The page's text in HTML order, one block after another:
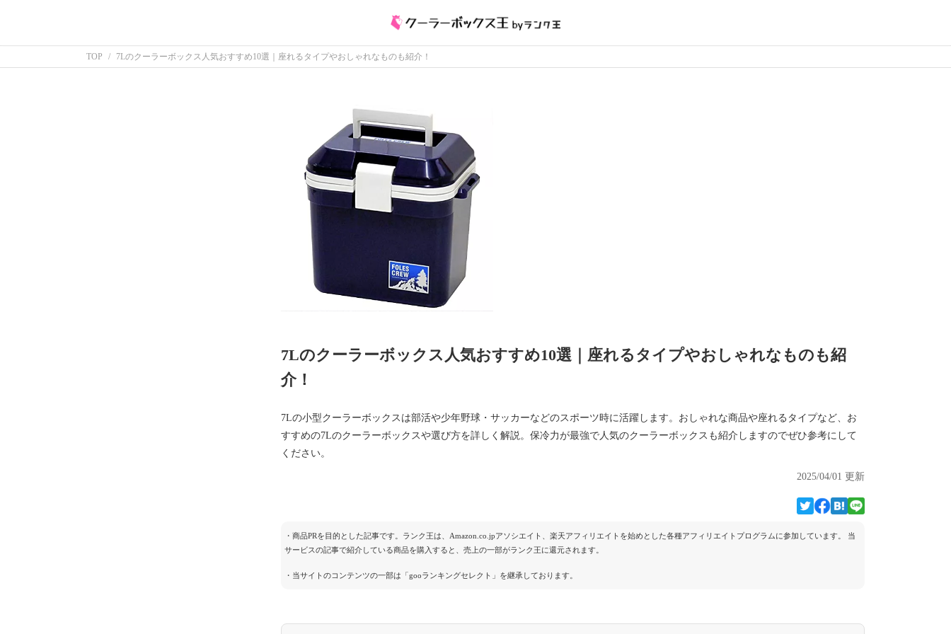
TOP 7Lのクーラーボックス人気おすすめ10選｜座れるタイプやおしゃれなものも紹介！
7Lのクーラーボックス人気おすすめ10選｜座れるタイプやおしゃれなものも紹
介！
7Lの小型クーラーボックスは部活や少年野球・サッカーなどのスポーツ時に活躍します。おしゃれな商品や座れるタイプなど、お
すすめの7Lのクーラーボックスや選び方を詳しく解説。保冷力が最強で人気のクーラーボックスも紹介しますのでぜひ参考にして
ください。
2025/04/01 更新
・商品PRを目的とした記事です。ランク王は、Amazon.co.jpアソシエイト、楽天アフィリエイトを始めとした各種アフィリエイトプログラムに参加しています。 当
サービスの記事で紹介している商品を購入すると、売上の一部がランク王に還元されます。
・当サイトのコンテンツの一部は「gooランキングセレクト」を継承しております。